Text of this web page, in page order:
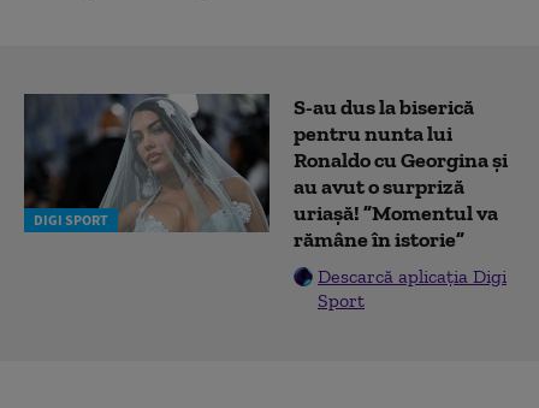
DIGI SPORT
S-au dus la biserică
pentru nunta lui
Ronaldo cu Georgina și
au avut o surpriză
uriașă! ”Momentul va
rămâne în istorie”
Descarcă aplicația Digi
Sport